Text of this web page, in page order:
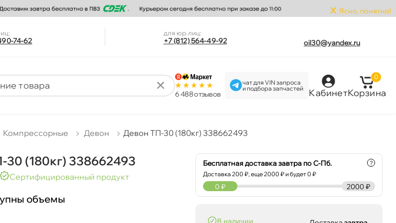
x Ясно, понятно!
74-62
для юр.лиц:
+7 (812) 564-49-92 oil30@yandex.ru
6 488 отзыво
чат для VIN запроса
и подбора запчастей
Кабинет
0
Корзина
Компрессорные Девон Девон ТП-30 (180кг) 338662493
(180кг) 338662493
Сертифицированный продукт
объемы
Бесплатная доставка завтра по С-Пб.
Доставка200 ₽, еще2000 ₽ и будет 0 ₽
?
2000 ₽
0 ₽
наличии